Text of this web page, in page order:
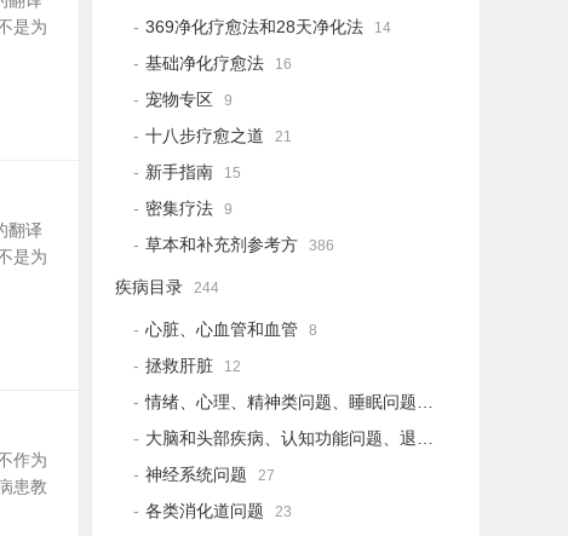
是为
翻译
是为
作为
患教
369净化疗愈法和28天净化法 14
基础净化疗愈法 16
宠物专区 9
十八步疗愈之道 21
新手指南 15
密集疗法 9
草本和补充剂参考方 386
疾病目录 244
心脏、心血管和血管 8
拯救肝脏 12
情绪、心理、精神类问题、睡眠问题 18
大脑和头部疾病、认知功能问题、退行性疾病
神经系统问题 27
各类消化道问题 23